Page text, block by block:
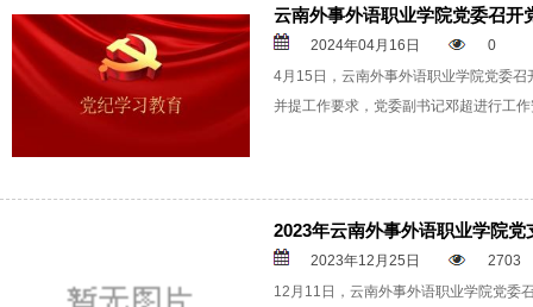
云南外事外语职业学院党委召开
2024年04月16日
0
4月15日，云南外事外语职业学院党委
并提工作要求，党委副书记邓超进行工
2023年云南外事外语职业学院
2023年12月25日
2703
12月11日，云南外事外语职业学院党委